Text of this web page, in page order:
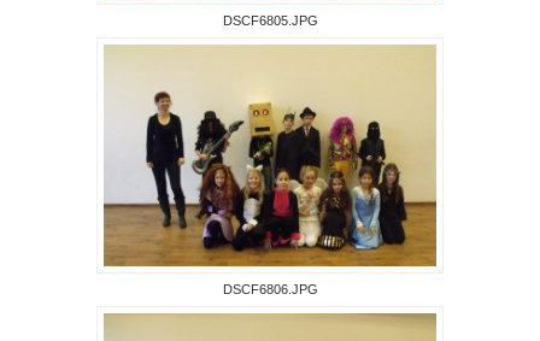
DSCF6805.JPG
DSCF6806.JPG